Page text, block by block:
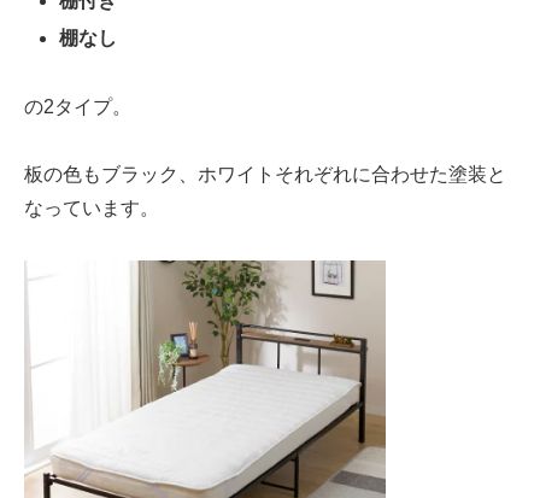
棚なし
の2タイプ。
板の色もブラック、ホワイトそれぞれに合わせた塗装と
なっています。